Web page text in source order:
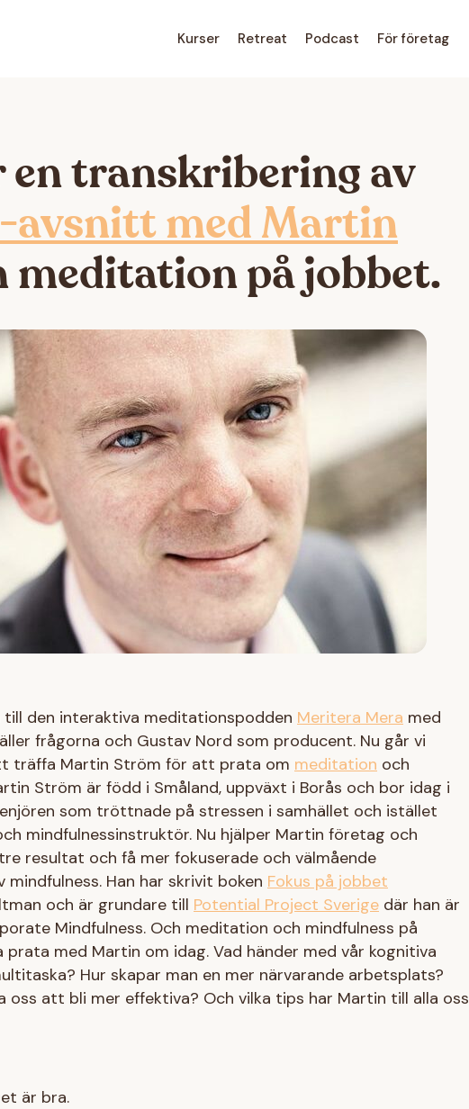
Kurser Retreat Podcast För företag
en transkribering av
avsnitt med Martin
meditation på jobbet.
till den interaktiva meditationspodden Meritera Mera med
frågorna och Gustav Nord som producent. Nu går vi
träffa Martin Ström för att prata om meditation och
Ström är född i Småland, uppväxt i Borås och bor idag i
som tröttnade på stressen i samhället och istället
mindfulnessinstruktör. Nu hjälper Martin företag och
resultat och få mer fokuserade och välmående
Han har skrivit boken Fokus på jobbet
och är grundare till Potential Project Sverige där han är
Mindfulness. Och meditation och mindfulness på
med Martin om idag. Vad händer med vår kognitiva
Hur skapar man en mer närvarande arbetsplats?
oss att bli mer effektiva? Och vilka tips har Martin till alla oss
är bra.